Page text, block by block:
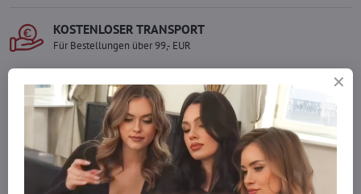
KOSTENLOSER TRANSPORT
Für Bestellungen über 99,- EUR
LIEFERUNG PER KURIER
Schnell und direkt nach Hause.
SICHERE ZAHLUNGEN
Gesicherte Online-Zahlungen
Ware auf Lager
Wir versenden sofort